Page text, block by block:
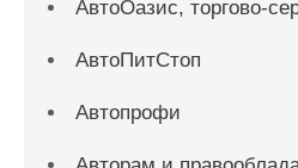
АвтоОазис, торгово-
АвтоПитСтоп
Автопрофи